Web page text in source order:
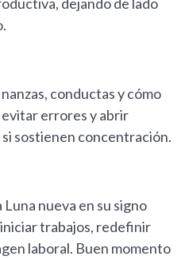
dejando de lado
conductas y cómo
errores y abrir
sostienen concentración.
nueva en su signo
trabajos, redefinir
laboral. Buen momento